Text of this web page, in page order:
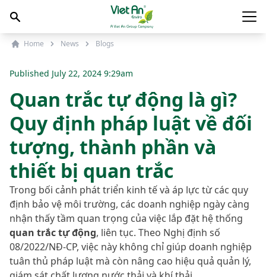
Main
Home News Blogs
Published July 22, 2024 9:29am
Quan trắc tự động là gì?
Quy định pháp luật về đối
tượng, thành phần và
thiết bị quan trắc
Trong bối cảnh phát triển kinh tế và áp lực từ các quy
định bảo vệ môi trường, các doanh nghiệp ngày càng
nhận thấy tầm quan trọng của việc lắp đặt hệ thống
quan trắc tự động, liên tục. Theo Nghị định số
08/2022/NĐ-CP, việc này không chỉ giúp doanh nghiệp
tuân thủ pháp luật mà còn nâng cao hiệu quả quản lý,